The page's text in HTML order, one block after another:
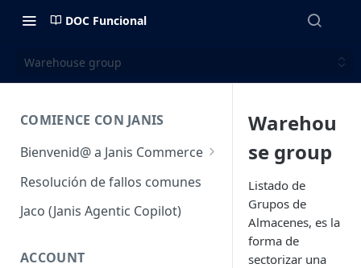
DOC Funcional
Warehouse group
COMIENCE CON JANIS
Bienvenid@ a Janis Commerce
Acceso y Ambientes
Requisitos mínimos para
utilizar la plataforma
Fulfillment
Resolución de fallos comunes
Jaco (Janis Agentic Copilot)
ACCOUNT
Warehou
se group
Listado de
Grupos de
Almacenes, es la
forma de
sectorizar una